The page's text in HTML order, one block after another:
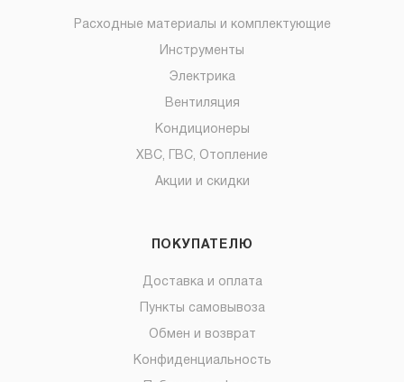
Расходные материалы и комплектующие
Инструменты
Электрика
Вентиляция
Кондиционеры
ХВС, ГВС, Отопление
Акции и скидки
ПОКУПАТЕЛЮ
Доставка и оплата
Пункты самовывоза
Обмен и возврат
Конфиденциальность